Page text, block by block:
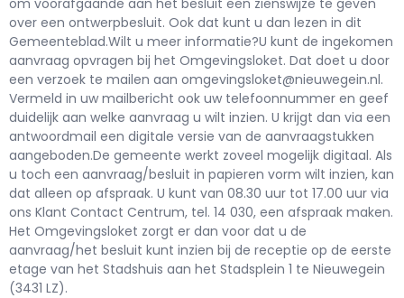
over een ontwerpbesluit. Ook dat kunt u dan lezen in dit
Gemeenteblad.Wilt u meer informatie?U kunt de ingekomen
aanvraag opvragen bij het Omgevingsloket. Dat doet u door
een verzoek te mailen aan omgevingsloket@nieuwegein.nl.
Vermeld in uw mailbericht ook uw telefoonnummer en geef
duidelijk aan welke aanvraag u wilt inzien. U krijgt dan via een
antwoordmail een digitale versie van de aanvraagstukken
aangeboden.De gemeente werkt zoveel mogelijk digitaal. Als
u toch een aanvraag/besluit in papieren vorm wilt inzien, kan
dat alleen op afspraak. U kunt van 08.30 uur tot 17.00 uur via
ons Klant Contact Centrum, tel. 14 030, een afspraak maken.
Het Omgevingsloket zorgt er dan voor dat u de
aanvraag/het besluit kunt inzien bij de receptie op de eerste
etage van het Stadshuis aan het Stadsplein 1 te Nieuwegein
(3431 LZ).